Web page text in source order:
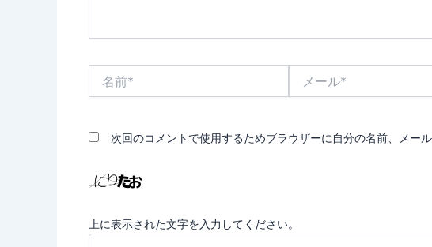
次回のコメントで使用するためブラウザーに自分の名前、メー
上に表示された文字を入力してください。